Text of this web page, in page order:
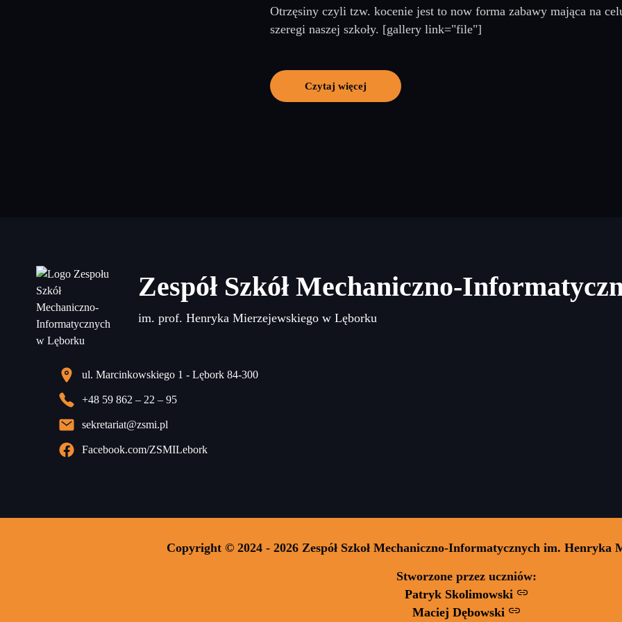
Otrzęsiny czyli tzw. kocenie jest to now forma zabawy mająca na
szeregi naszej szkoły. [gallery link="file"]
Czytaj więcej
Zespół Szkół Mechaniczno-
im. prof. Henryka Mierzejewskiego w Lęborku
ul. Marcinkowskiego 1 - Lębork 84-300
+48 59 862 – 22 – 95
sekretariat@zsmi.pl
Facebook.com/ZSMILebork
Copyright © 2024 - 2026 Zespół Szkoł Mechaniczno-Informatycznych im. Henryka
Stworzone przez uczniów:
Patryk Skolimowski
Maciej Dębowski